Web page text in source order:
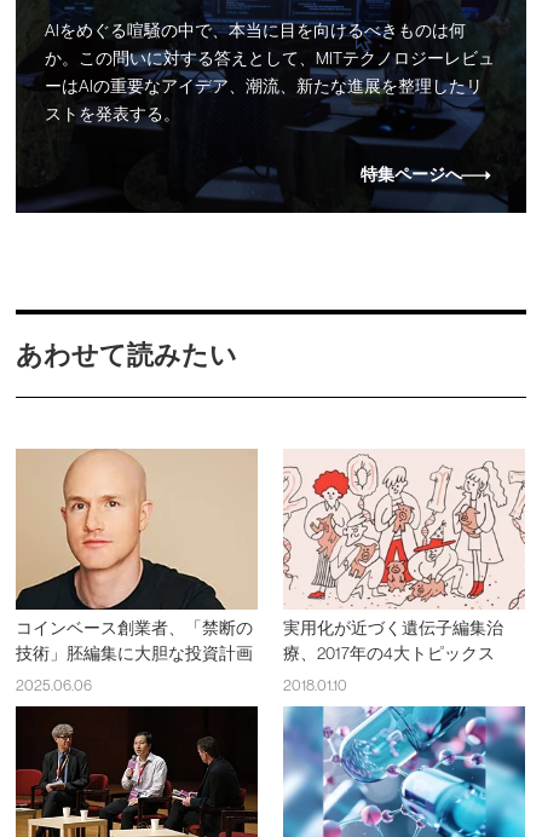
AIをめぐる喧騒の中で、本当に目を向けるべきものは何
か。この問いに対する答えとして、MITテクノロジーレビュ
ーはAIの重要なアイデア、潮流、新たな進展を整理したリ
ストを発表する。
特集ページへ
あわせて読みたい
コインベース創業者、「禁断の
技術」胚編集に大胆な投資計画
2025.06.06
実用化が近づく遺伝子編集治
療、2017年の4大トピックス
2018.01.10